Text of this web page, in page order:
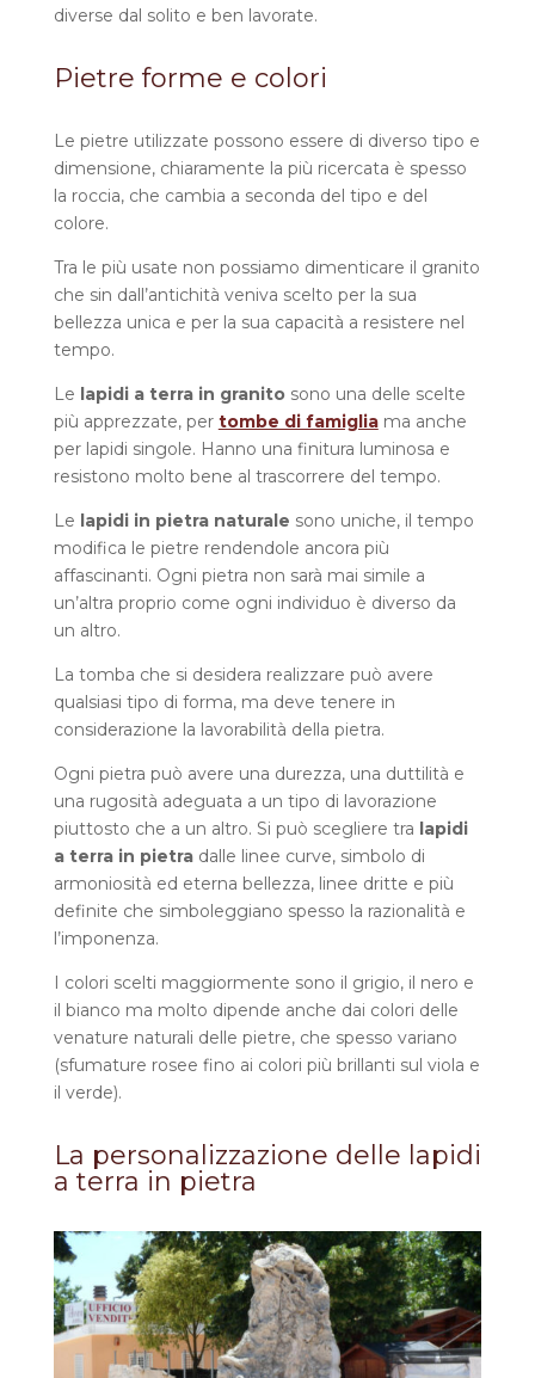
diverse dal solito e ben lavorate.
Pietre forme e colori
Le pietre utilizzate possono essere di diverso tipo e
dimensione, chiaramente la più ricercata è spesso
la roccia, che cambia a seconda del tipo e del
colore.
Tra le più usate non possiamo dimenticare il granito
che sin dall’antichità veniva scelto per la sua
bellezza unica e per la sua capacità a resistere nel
tempo.
Le lapidi a terra in granitosono una delle scelte
più apprezzate, per tombe di famigliama anche
per lapidi singole. Hanno una finitura luminosa e
resistono molto bene al trascorrere del tempo.
Le lapidi in pietra naturale sono uniche, il tempo
modifica le pietre rendendole ancora più
affascinanti. Ogni pietra non sarà mai simile a
un’altra proprio come ogni individuo è diverso da
un altro.
La tomba che si desidera realizzare può avere
qualsiasi tipo di forma, ma deve tenere in
considerazione la lavorabilità della pietra.
Ogni pietra può avere una durezza, una duttilità e
una rugosità adeguata a un tipo di lavorazione
piuttosto che a un altro. Si può scegliere tra lapidi
a terra in pietradalle linee curve, simbolo di
armoniosità ed eterna bellezza, linee dritte e più
definite che simboleggiano spesso la razionalità e
l’imponenza.
I colori scelti maggiormente sono il grigio, il nero e
il bianco ma molto dipende anche dai colori delle
venature naturali delle pietre, che spesso variano
(sfumature rosee fino ai colori più brillanti sul viola e
il verde).
La personalizzazione delle lapidi
a terra in pietra